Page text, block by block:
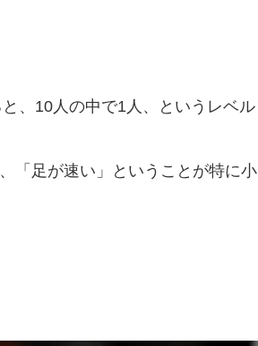
、10人の中で1人、というレベル
「足が速い」ということが特に小